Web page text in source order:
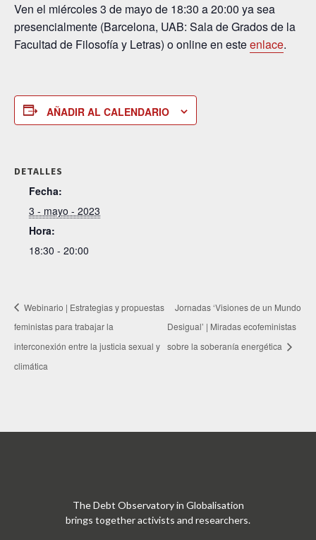
Ven el miércoles 3 de mayo de 18:30 a 20:00 ya sea
presencialmente (Barcelona, UAB: Sala de Grados de la
Facultad de Filosofía y Letras) o online en esteenlace.
AÑADIR AL CALENDARIO
DETALLES
Fecha:
3 - mayo - 2023
Hora:
18:30 - 20:00
Webinario | Estrategias y propuestas
feministas para trabajar la
interconexión entre la justicia sexual y
climática
Jornadas ‘Visiones de un Mundo
Desigual’ | Miradas ecofeministas
sobre la soberanía energética
The Debt Observatory in Globalisation
brings together activists and researchers.